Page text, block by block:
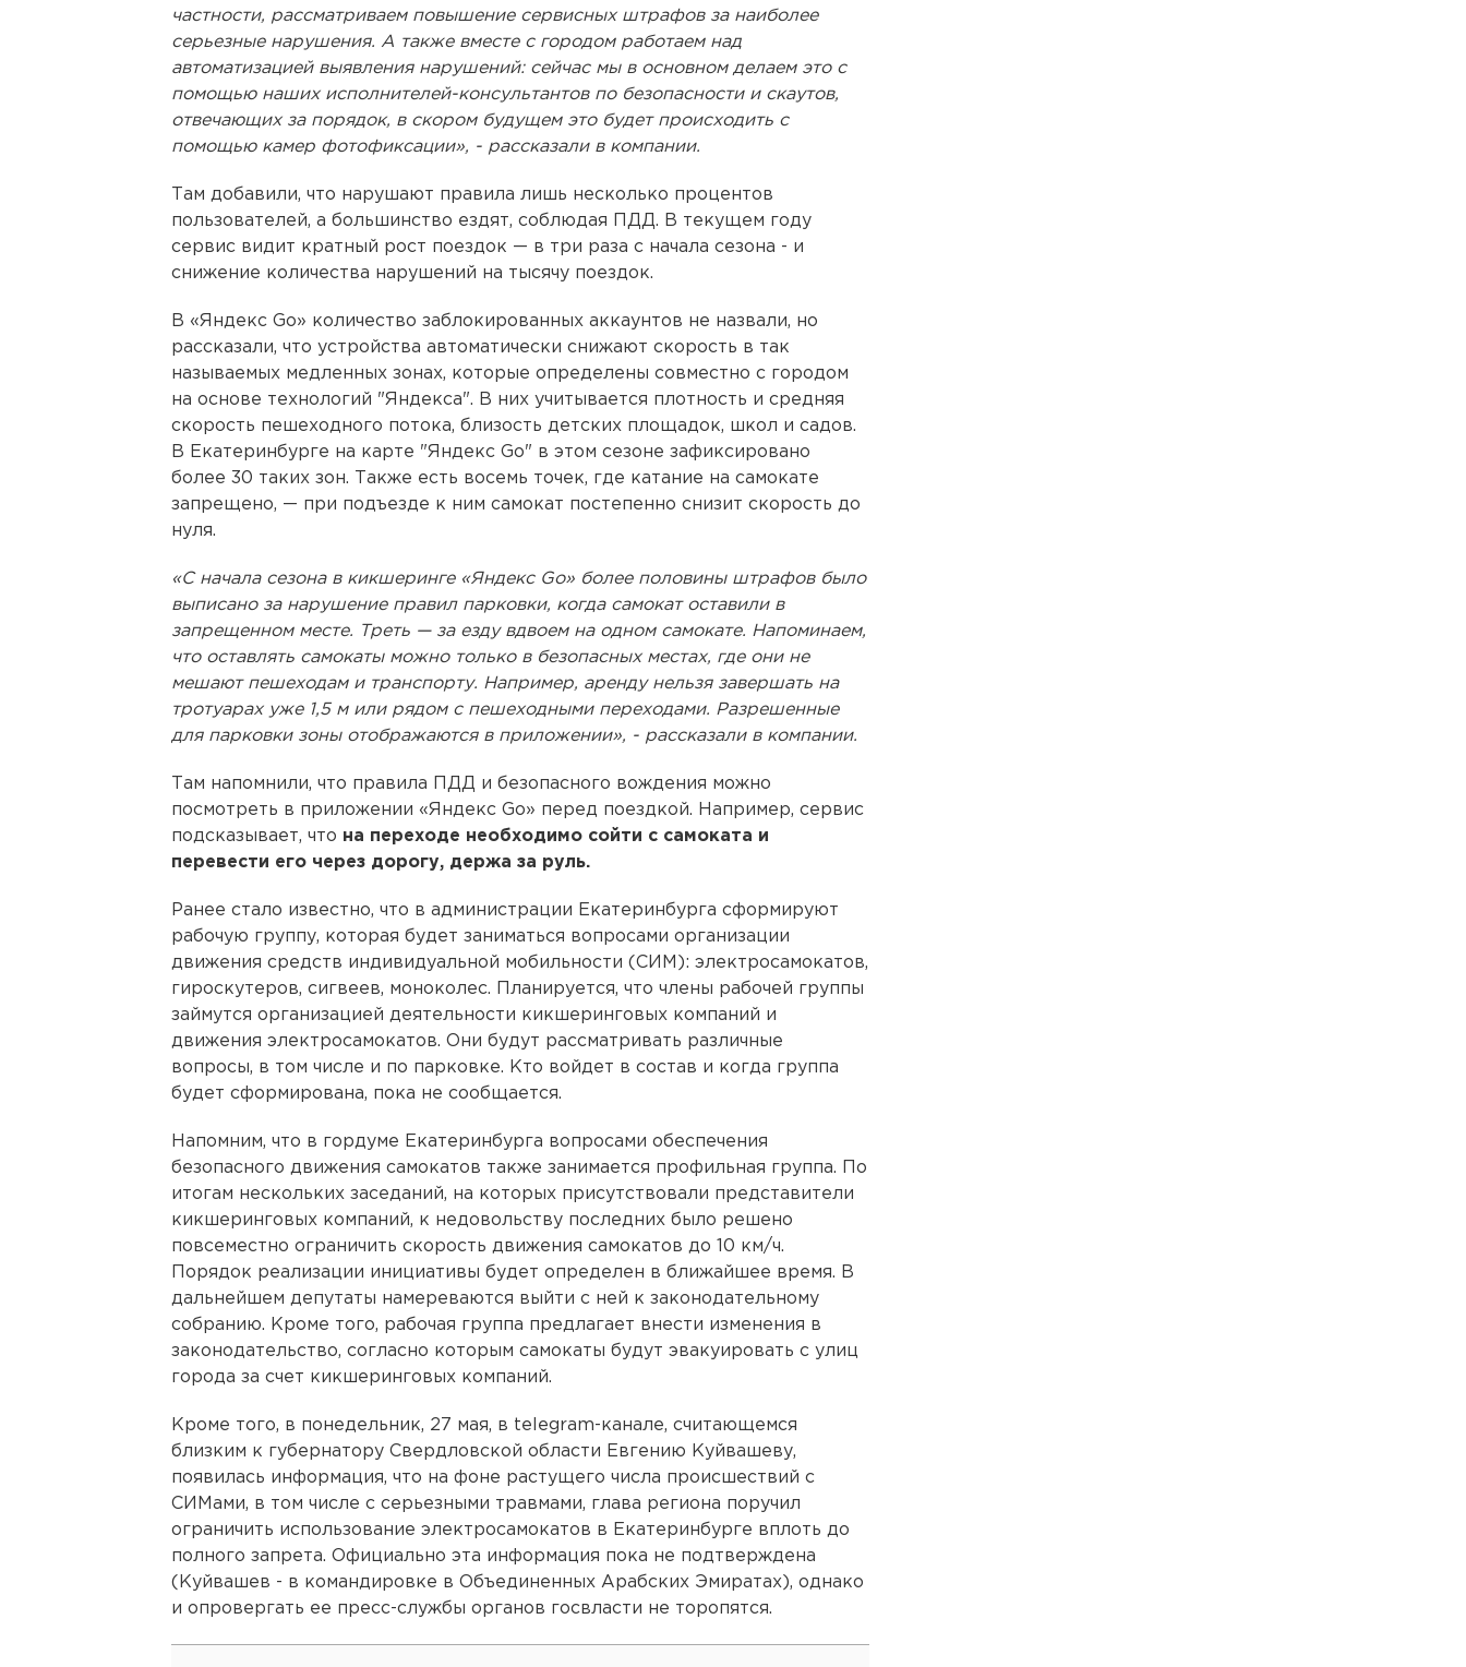
частности, рассматриваем повышение сервисных штрафов за наиболее
серьезные нарушения. А также вместе с городом работаем над
автоматизацией выявления нарушений: сейчас мы в основном делаем это с
помощью наших исполнителей-консультантов по безопасности и скаутов,
отвечающих за порядок, в скором будущем это будет происходить с
помощью камер фотофиксации», - рассказали в компании.
Там добавили, что нарушают правила лишь несколько процентов
пользователей, а большинство ездят, соблюдая ПДД. В текущем году
сервис видит кратный рост поездок — в три раза с начала сезона - и
снижение количества нарушений на тысячу поездок.
В «Яндекс Go» количество заблокированных аккаунтов не назвали, но
рассказали, что устройства автоматически снижают скорость в так
называемых медленных зонах, которые определены совместно с городом
на основе технологий "Яндекса". В них учитывается плотность и средняя
скорость пешеходного потока, близость детских площадок, школ и садов.
В Екатеринбурге на карте "Яндекс Go" в этом сезоне зафиксировано
более 30 таких зон. Также есть восемь точек, где катание на самокате
запрещено, — при подъезде к ним самокат постепенно снизит скорость до
нуля.
«С начала сезона в кикшеринге «Яндекс Go» более половины штрафов было
выписано за нарушение правил парковки, когда самокат оставили в
запрещенном месте. Треть — за езду вдвоем на одном самокате. Напоминаем,
что оставлять самокаты можно только в безопасных местах, где они не
мешают пешеходам и транспорту. Например, аренду нельзя завершать на
тротуарах уже 1,5 м или рядом с пешеходными переходами. Разрешенные
для парковки зоны отображаются в приложении», - рассказали в компании.
Там напомнили, что правила ПДД и безопасного вождения можно
посмотреть в приложении «Яндекс Go» перед поездкой. Например, сервис
подсказывает, что на переходе необходимо сойти с самоката и
перевести его через дорогу, держа за руль.
Ранее стало известно, что в администрации Екатеринбурга сформируют
рабочую группу, которая будет заниматься вопросами организации
движения средств индивидуальной мобильности (СИМ): электросамокатов,
гироскутеров, сигвеев, моноколес. Планируется, что члены рабочей группы
займутся организацией деятельности кикшеринговых компаний и
движения электросамокатов. Они будут рассматривать различные
вопросы, в том числе и по парковке. Кто войдет в состав и когда группа
будет сформирована, пока не сообщается.
Напомним, что в гордуме Екатеринбурга вопросами обеспечения
безопасного движения самокатов также занимается профильная группа. По
итогам нескольких заседаний, на которых присутствовали представители
кикшеринговых компаний, к недовольству последних было решено
повсеместно ограничить скорость движения самокатов до 10 км/ч.
Порядок реализации инициативы будет определен в ближайшее время. В
дальнейшем депутаты намереваются выйти с ней к законодательному
собранию. Кроме того, рабочая группа предлагает внести изменения в
законодательство, согласно которым самокаты будут эвакуировать с улиц
города за счет кикшеринговых компаний.
Кроме того, в понедельник, 27 мая, в telegram-канале, считающемся
близким к губернатору Свердловской области Евгению Куйвашеву,
появилась информация, что на фоне растущего числа происшествий с
СИМами, в том числе с серьезными травмами, глава региона поручил
ограничить использование электросамокатов в Екатеринбурге вплоть до
полного запрета. Официально эта информация пока не подтверждена
(Куйвашев - в командировке в Объединенных Арабских Эмиратах), однако
и опровергать ее пресс-службы органов госвласти не торопятся.